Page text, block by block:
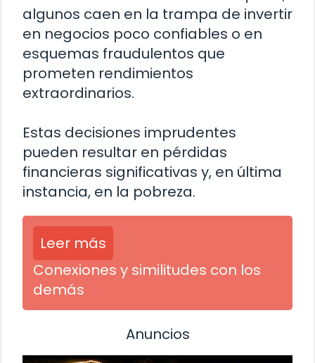
algunos caen en la trampa de invertir
en negocios poco confiables o en
esquemas fraudulentos que
prometen rendimientos
extraordinarios.
Estas decisiones imprudentes
pueden resultar en pérdidas
financieras significativas y, en última
instancia, en la pobreza.
Leer más
Conexiones y similitudes con los
demás
Anuncios